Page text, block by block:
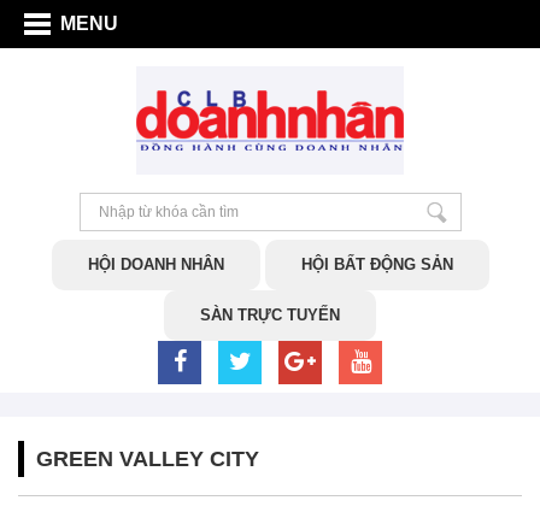
MENU
HỘI DOANH NHÂN HỘI BẤT ĐỘNG SẢN
SÀN TRỰC TUYẾN
GREEN VALLEY CITY